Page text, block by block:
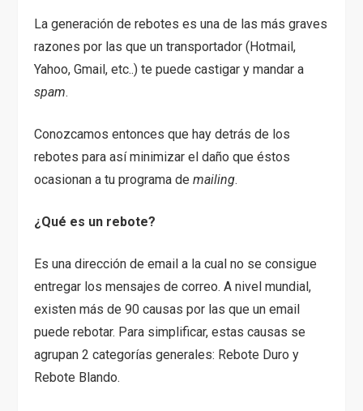
La generación de rebotes es una de las más graves
razones por las que un transportador (Hotmail,
Yahoo, Gmail, etc..) te puede castigar y mandar a
spam.
Conozcamos entonces que hay detrás de los
rebotes para así minimizar el daño que éstos
ocasionan a tu programa demailing.
¿Qué es un rebote?
Es una dirección de email a la cual no se consigue
entregar los mensajes de correo. A nivel mundial,
existen más de 90 causas por las que un email
puede rebotar. Para simplificar, estas causas se
agrupan 2 categorías generales: Rebote Duro y
Rebote Blando.